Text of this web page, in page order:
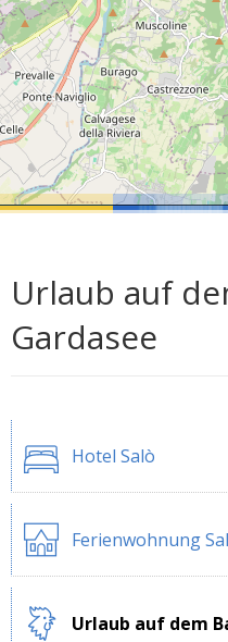
Urlaub auf
Gardasee
Hotel Salò
Ferienwohnung
Urlaub auf dem